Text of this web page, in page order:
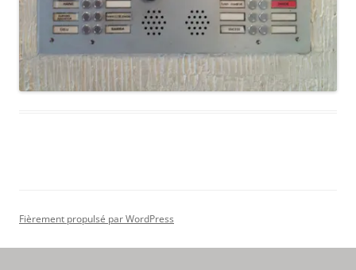
Fièrement propulsé par WordPress